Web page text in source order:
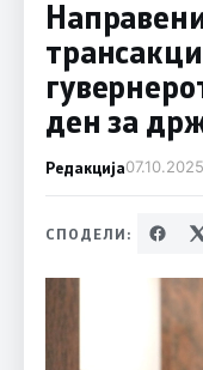
ден за
Редакција07.10.2025
СПОДЕЛИ: